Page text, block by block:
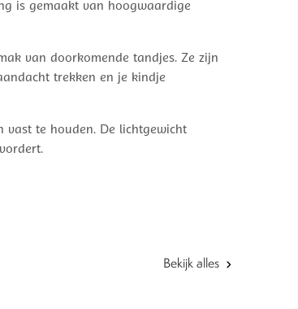
is gemaakt van hoogwaardige
van doorkomende tandjes. Ze zijn
trekken en je kindje
vast te houden. De lichtgewicht
Bekijk alles